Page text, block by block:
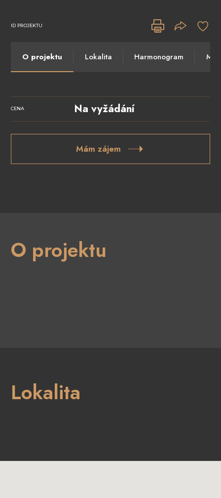
ID PROJEKTU
O projektu Lokalita Harmonogram
CENA Na vyžádání
Mám zájem
O projektu
Lokalita